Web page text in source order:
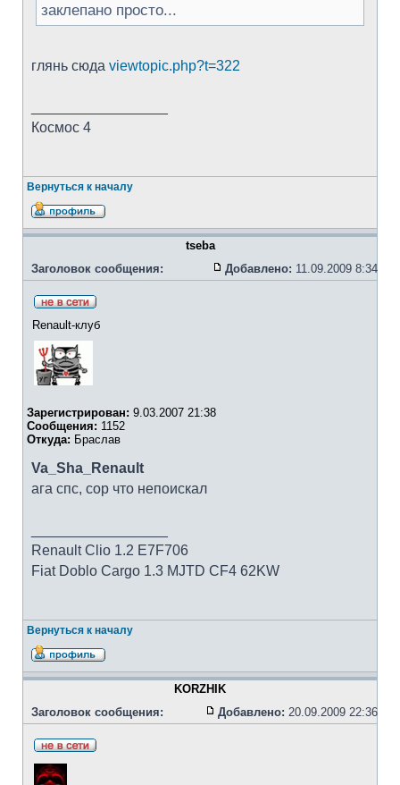
заклепано просто...
глянь сюда viewtopic.php?t=322
Космос 4
Вернуться к началу
tseba
Заголовок сообщения:
Добавлено: 11.09.2009 8:34
Renault-клуб
Зарегистрирован: 9.03.2007 21:38
Сообщения: 1152
Откуда: Браслав
Va_Sha_Renault
ага спс, сор что непоискал
Renault Clio 1.2 E7F706
Fiat Doblo Cargo 1.3 MJTD CF4 62KW
Вернуться к началу
KORZHIK
Заголовок сообщения:
Добавлено: 20.09.2009 22:36